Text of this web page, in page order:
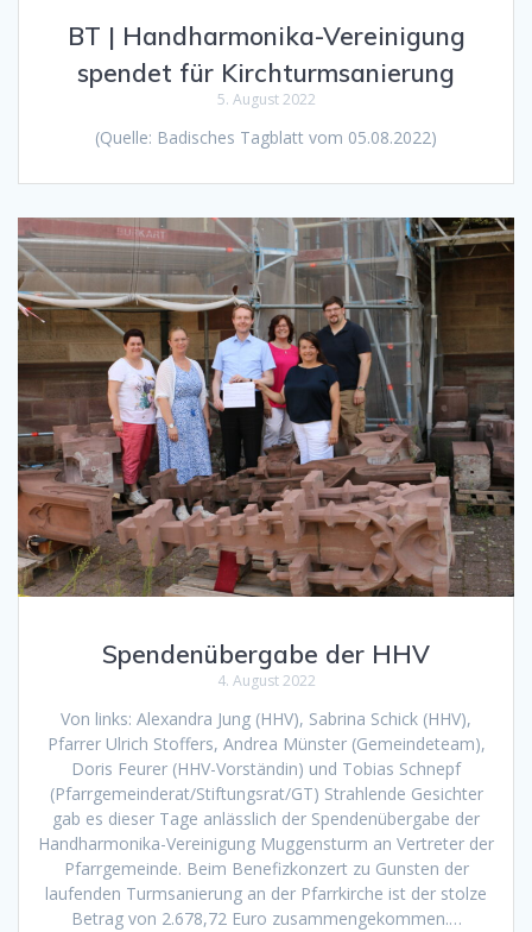
BT | Handharmonika-Vereinigung
spendet für Kirchturmsanierung
5. August 2022
(Quelle: Badisches Tagblatt vom 05.08.2022)
Spendenübergabe der HHV
4. August 2022
Von links: Alexandra Jung (HHV), Sabrina Schick (HHV),
Pfarrer Ulrich Stoffers, Andrea Münster (Gemeindeteam),
Doris Feurer (HHV-Vorständin) und Tobias Schnepf
(Pfarrgemeinderat/Stiftungsrat/GT) Strahlende Gesichter
gab es dieser Tage anlässlich der Spendenübergabe der
Handharmonika-Vereinigung Muggensturm an Vertreter der
Pfarrgemeinde. Beim Benefizkonzert zu Gunsten der
laufenden Turmsanierung an der Pfarrkirche ist der stolze
Betrag von 2.678,72 Euro zusammengekommen.…